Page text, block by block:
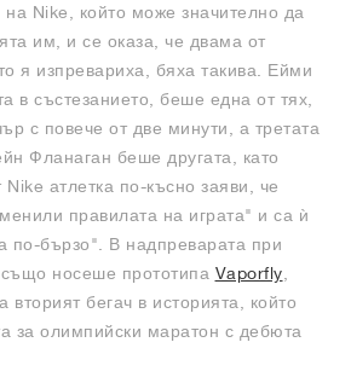
Nike, който може значително да
им, и се оказа, че двама от
я изпревариха, бяха такива. Ейми
в състезанието, беше една от тях,
с повече от две минути, а третата
Фланаган беше другата, като
атлетка по-късно заяви, че
правилата на играта" и са ѝ
по-бързо". В надпреварата при
носеше прототипа Vaporfly
вторият бегач в историята, който
за олимпийски маратон с дебюта